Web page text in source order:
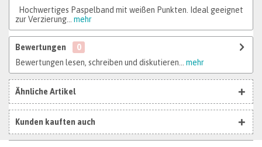
Hochwertiges Paspelband mit weißen Punkten. Ideal geeignet
zur Verzierung...
mehr
Bewertungen
0
Bewertungen lesen, schreiben und diskutieren...
mehr
Ähnliche Artikel
Kunden kauften auch